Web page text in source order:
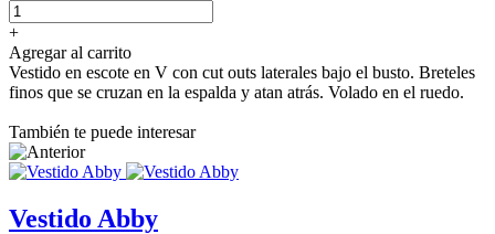
+
Agregar al carrito
Vestido en escote en V con cut outs laterales bajo el busto. Breteles
finos que se cruzan en la espalda y atan atrás. Volado en el ruedo.
También te puede interesar
Vestido Abby